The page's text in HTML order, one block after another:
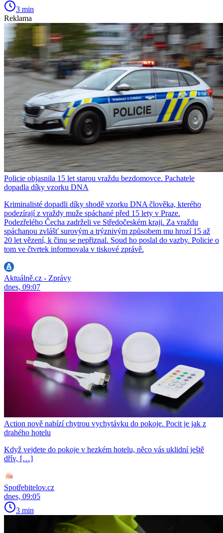
3 min
Reklama
Policie objasnila 15 let starou vraždu bezdomovce. Pachatele
dopadla díky vzorku DNA
Kriminalisté dopadli díky shodě vzorku DNA člověka, kterého
podezírají z vraždy muže spáchané před 15 lety v Praze.
Podezřelého Čecha zadrželi ve Středočeském kraji. Za vraždu
spáchanou zvlášť surovým a trýznivým způsobem mu hrozí 15 až
20 let vězení, k činu se nepřiznal. Soud ho poslal do vazby. Policie o
tom ve čtvrtek informovala v tiskové zprávě.
Aktuálně.cz - Zprávy
dnes, 09:07
Action nově nabízí chytrou vychytávku do pokoje. Pocit je jak z
drahého hotelu
Když vejdete do pokoje v hezkém hotelu, něco vás uklidní ještě
dřív, […]
Spotřebitelov.cz
dnes, 09:05
3 min